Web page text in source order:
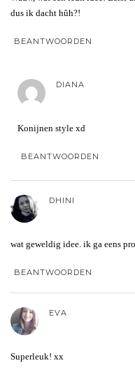
dus ik dacht hûh?!
BEANTWOORDEN
DIANA
Konijnen style xd
BEANTWOORDEN
DHINI
wat geweldig idee. ik ga eens
BEANTWOORDEN
EVA
Superleuk! xx